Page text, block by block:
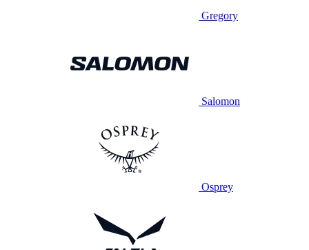
Gregory
Salomon
Osprey